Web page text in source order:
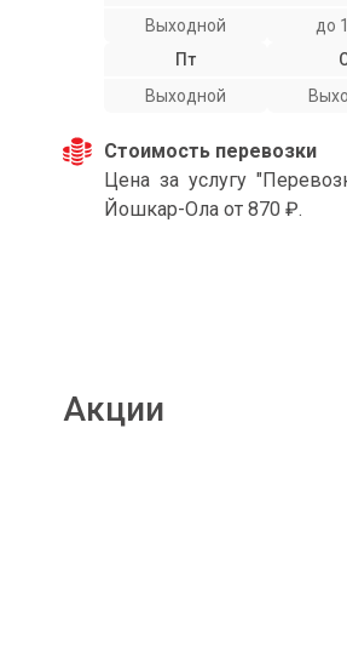
Выходной
до
Пт
Выходной
Стоимость перевозки
Цена за услугу
Йошкар-Ола от 870 ₽.
Акции